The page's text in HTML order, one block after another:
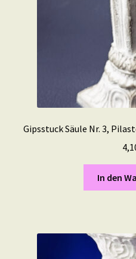
Gipsstuck Säule Nr. 3,
In den